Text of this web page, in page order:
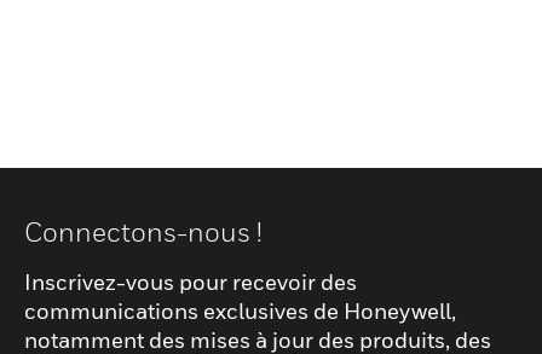
Connectons-nous !
Inscrivez-vous pour recevoir des
communications exclusives de Honeywell,
notamment des mises à jour des produits, des